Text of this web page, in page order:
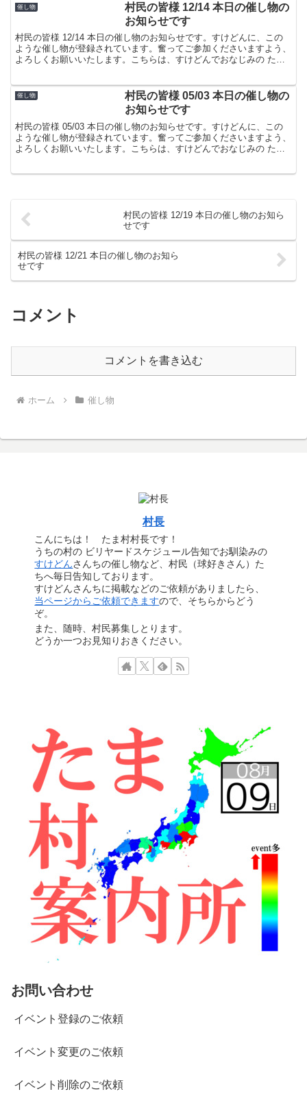
催し物
村民の皆様 12/14 本日の催し物の
お知らせです
村民の皆様 12/14 本日の催し物のお知らせです。すけどんに、この
ような催し物が登録されています。奮ってご参加くださいますよう、
よろしくお願いいたします。こちらは、すけどんでおなじみの たま
催し物
村民の皆様 05/03 本日の催し物の
お知らせです
村民の皆様 05/03 本日の催し物のお知らせです。すけどんに、この
ような催し物が登録されています。奮ってご参加くださいますよう、
よろしくお願いいたします。こちらは、すけどんでおなじみの たま
村民の皆様 12/19 本日の催し物のお知ら
せです
村民の皆様 12/21 本日の催し物のお知ら
せです
コメント
コメントを書き込む
ホーム 催し物
村長
こんにちは！ たま村村長です！
うちの村の ビリヤードスケジュール告知でお馴染みの
すけどんさんちの催し物など、村民（球好きさん）た
ちへ毎日告知しております。
すけどんさんちに掲載などのご依頼がありましたら、
当ページからご依頼できますので、そちらからどう
ぞ。
また、随時、村民募集しとります。
どうか一つお見知りおきください。
お問い合わせ
イベント登録のご依頼
イベント変更のご依頼
イベント削除のご依頼